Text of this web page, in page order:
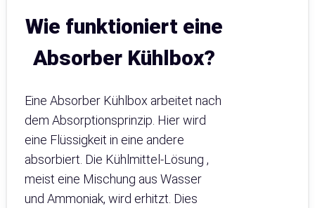
Wie funktioniert eine
Absorber Kühlbox?
Eine Absorber Kühlbox arbeitet nach
dem Absorptionsprinzip. Hier wird
eine Flüssigkeit in eine andere
absorbiert. Die Kühlmittel-Lösung ,
meist eine Mischung aus Wasser
und Ammoniak, wird erhitzt. Dies